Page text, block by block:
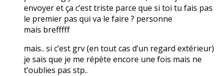
envoyer et ça c’est triste parce que si toi tu fais pas
le premier pas qui va le faire ? personne
mais brefffff
mais.. si c’est grv (en tout cas d’un regard extérieur)
je sais que je me répète encore une fois mais ne
t’oublies pas stp..